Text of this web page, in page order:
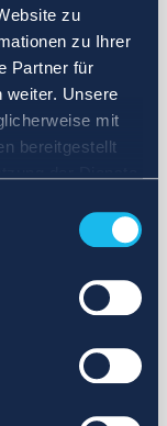
zu
zu Ihrer
Partner für
weiter. Unsere
mit
bereitgestellt